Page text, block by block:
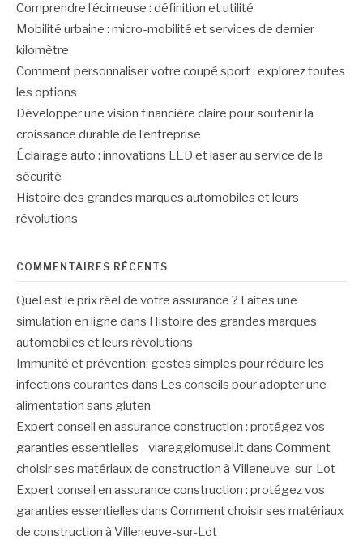
Comprendre l’écimeuse : définition et utilité
Mobilité urbaine : micro-mobilité et services de dernier
kilomètre
Comment personnaliser votre coupé sport : explorez toutes
les options
Développer une vision financière claire pour soutenir la
croissance durable de l’entreprise
Éclairage auto : innovations LED et laser au service de la
sécurité
Histoire des grandes marques automobiles et leurs
révolutions
COMMENTAIRES RÉCENTS
Quel est le prix réel de votre assurance ? Faites une
simulation en ligne dans Histoire des grandes marques
automobiles et leurs révolutions
Immunité et prévention: gestes simples pour réduire les
infections courantes dans Les conseils pour adopter une
alimentation sans gluten
Expert conseil en assurance construction : protégez vos
garanties essentielles - viareggiomusei.itdans Comment
choisir ses matériaux de construction à Villeneuve-sur-Lot
Expert conseil en assurance construction : protégez vos
garanties essentielles dans Comment choisir ses matériaux
de construction à Villeneuve-sur-Lot